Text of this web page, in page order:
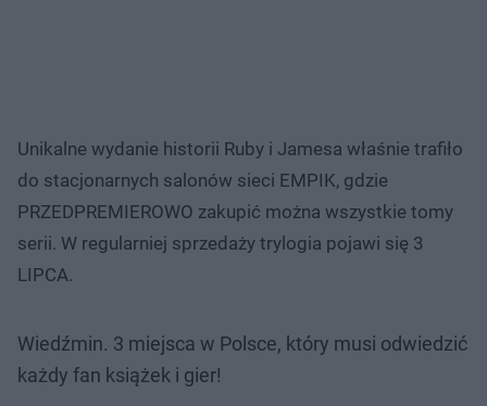
Unikalne wydanie historii Ruby i Jamesa właśnie trafiło
do stacjonarnych salonów sieci EMPIK, gdzie
PRZEDPREMIEROWO zakupić można wszystkie tomy
serii. W regularniej sprzedaży trylogia pojawi się 3
LIPCA.
Wiedźmin. 3 miejsca w Polsce, który musi odwiedzić
każdy fan książek i gier!